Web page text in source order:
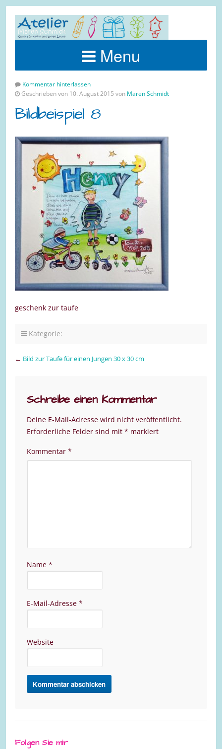
Menu
Kommentar hinterlassen
Geschrieben von 10. August 2015 von Maren Schmidt
Bildbeispiel 8
geschenk zur taufe
Kategorie:
← Bild zur Taufe für einen Jungen 30 x 30 cm
Schreibe einen Kommentar
Deine E-Mail-Adresse wird nicht veröffentlicht.
Erforderliche Felder sind mit * markiert
Kommentar *
Name *
E-Mail-Adresse *
Website
Folgen Sie mir